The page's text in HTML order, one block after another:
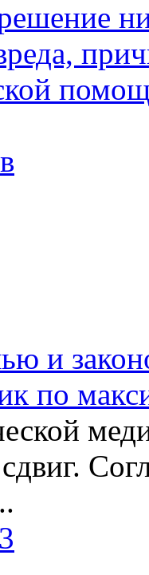
и
по